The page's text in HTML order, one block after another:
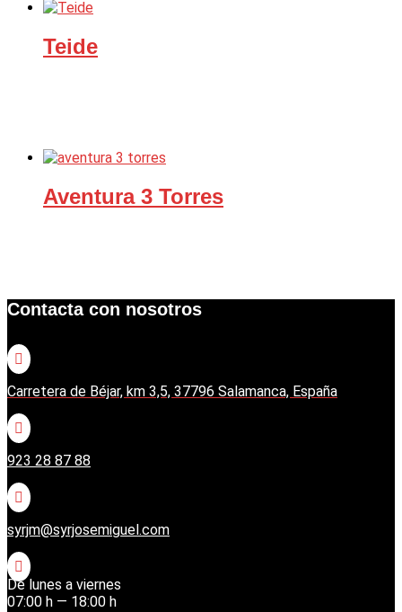
Teide
Aventura 3 Torres
Contacta con nosotros

Carretera de Béjar, km 3,5, 37796 Salamanca, España

923 28 87 88

syrjm@syrjosemiguel.com

De lunes a viernes
07:00 h — 18:00 h